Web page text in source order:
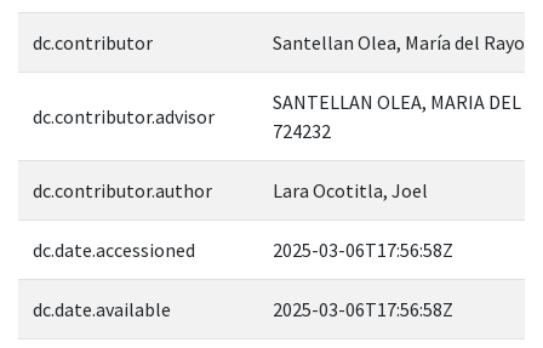
dc.contributor Santellan Olea, María del Rayo
dc.contributor.advisor
SANTELLAN OLEA, MARIA DEL
724232
dc.contributor.author Lara Ocotitla, Joel
dc.date.accessioned 2025-03-06T17:56:58Z
dc.date.available 2025-03-06T17:56:58Z